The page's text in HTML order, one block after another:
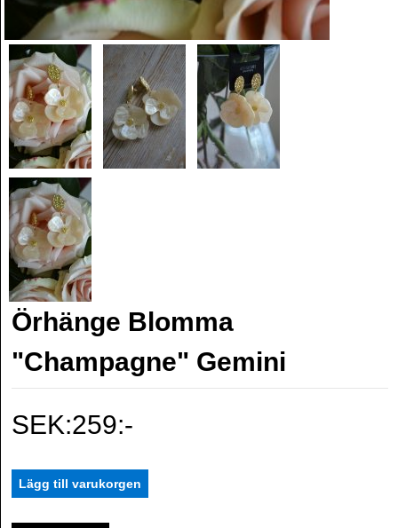
Örhänge Blomma
"Champagne" Gemini
SEK:259:-